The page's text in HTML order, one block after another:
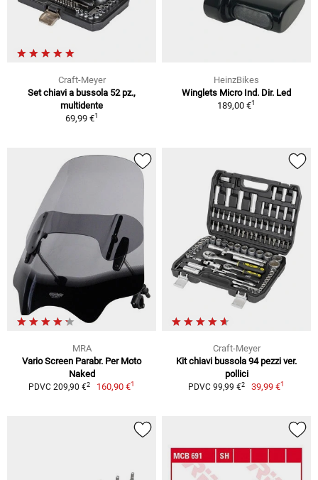
Craft-Meyer
Set chiavi a bussola 52 pz.,
multidente
69,99 €1
HeinzBikes
Winglets Micro Ind. Dir. Led
189,00 €1
MRA
Vario Screen Parabr. Per Moto
Naked
PDVC 209,90 €2 160,90 €1
Craft-Meyer
Kit chiavi bussola 94 pezzi ver.
pollici
PDVC 99,99 €2 39,99 €1